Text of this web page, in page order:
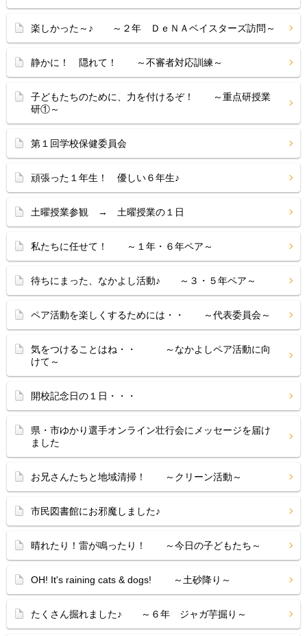
楽しかった～♪ ～２年 ＤｅＮＡベイスターズ訪問～
静かに！ 隠れて！ ～不審者対応訓練～
子どもたちのために、力を付けるぞ！ ～重点研授業
研①～
第１回学校保健委員会
頑張った１年生！ 優しい６年生♪
土曜授業参観 → 土曜授業の１日
私たちに任せて！ ～１年・６年ペア～
待ちにまった、なかよし活動♪ ～３・５年ペア～
ペア活動を楽しくするためには・・ ～代表委員会～
気をつけることはね・・ ～なかよしペア活動に向
けて～
開校記念日の１日・・・
県・市ゆかり選手オンライン壮行会にメッセージを届け
ました
お兄さんたちと地域清掃！ ～クリーン活動～
市民図書館にお邪魔しました♪
晴れたり！雷が鳴ったり！ ～今日の子どもたち～
OH! It's raining cats & dogs! ～土砂降り～
たくさん掘れました♪ ～６年 ジャガ芋掘り～